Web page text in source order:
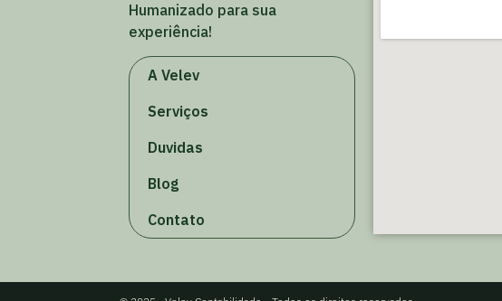
Humanizado para sua
experiência!
A Velev
Serviços
Duvidas
Blog
Contato